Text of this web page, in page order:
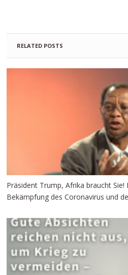
RELATED POSTS
Präsident Trump, Afrika braucht
Bekämpfung des Coronavirus und